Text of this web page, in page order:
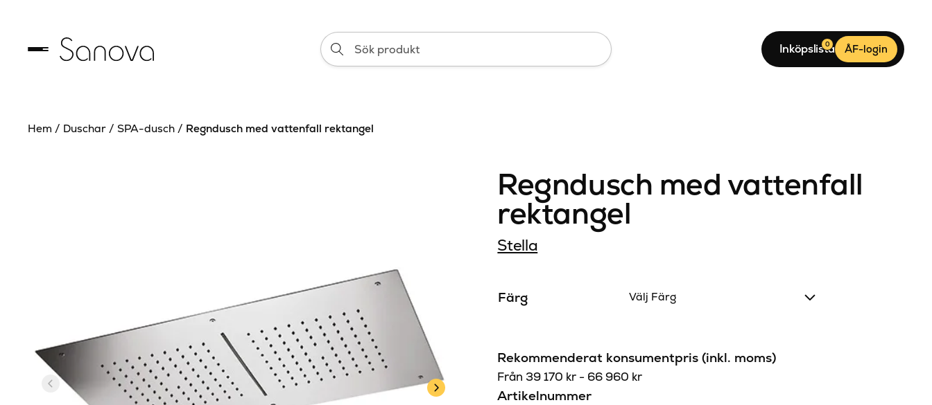
Sök
produkt
Inköpslista
0 ÅF-login
Hem / Duschar / SPA-dusch / Regndusch med vattenfall rektangel
Regndusch med vattenfall
rektangel
Stella
Färg Välj Färg
Rekommenderat konsumentpris (inkl. moms)
Från 39 170 kr - 66 960 kr
Artikelnummer